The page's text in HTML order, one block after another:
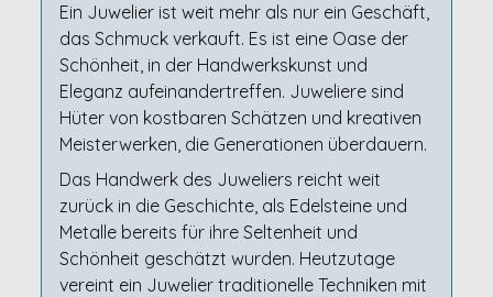
Ein Juwelier ist weit mehr als nur ein Geschäft,
das Schmuck verkauft. Es ist eine Oase der
Schönheit, in der Handwerkskunst und
Eleganz aufeinandertreffen. Juweliere sind
Hüter von kostbaren Schätzen und kreativen
Meisterwerken, die Generationen überdauern.
Das Handwerk des Juweliers reicht weit
zurück in die Geschichte, als Edelsteine und
Metalle bereits für ihre Seltenheit und
Schönheit geschätzt wurden. Heutzutage
vereint ein Juwelier traditionelle Techniken mit